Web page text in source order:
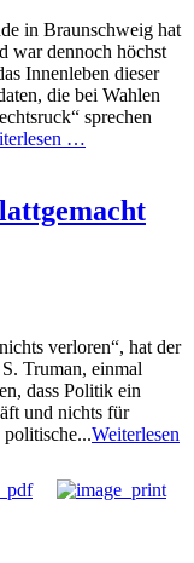
in Braunschweig hat
war dennoch höchst
Innenleben dieser
die bei Wahlen
sprechen
…
verloren“, hat der
Truman, einmal
dass Politik ein
und nichts für
politische...Weiterlesen